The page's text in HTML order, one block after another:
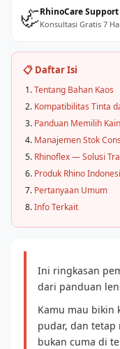
🦏RhinoCare Support
Konsultasi Gratis 7
📋 Daftar Isi
Tentang Bahan Kaos
Kompatibilitas Tinta
Panduan Memilih
Manajemen Stok
Rhinoflex — Solusi
Produk Rhino
Pertanyaan Umum
Info Terkait
Ini ringkasan
dari panduan
Kamu mau bikin
pudar, dan tetap
bukan cuma di